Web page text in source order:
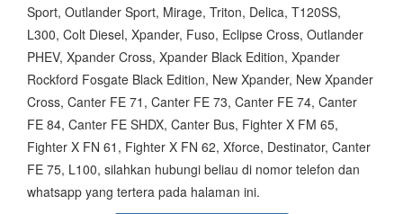
Sport, Outlander Sport, Mirage, Triton, Delica, T120SS,
L300, Colt Diesel, Xpander, Fuso, Eclipse Cross, Outlander
PHEV, Xpander Cross, Xpander Black Edition, Xpander
Rockford Fosgate Black Edition, New Xpander, New Xpander
Cross, Canter FE 71, Canter FE 73, Canter FE 74, Canter
FE 84, Canter FE SHDX, Canter Bus, Fighter X FM 65,
Fighter X FN 61, Fighter X FN 62, Xforce, Destinator, Canter
FE 75, L100, silahkan hubungi beliau di nomor telefon dan
whatsapp yang tertera pada halaman ini.